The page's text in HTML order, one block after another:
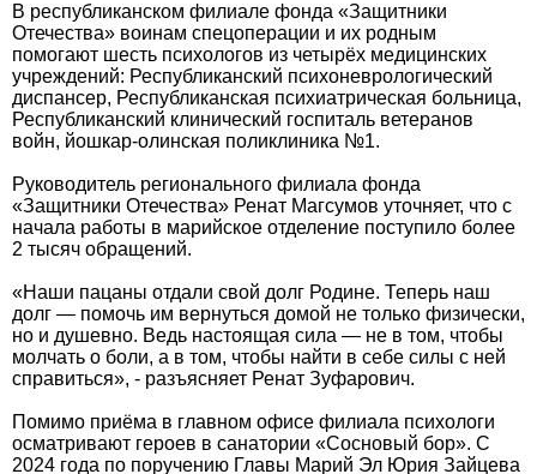
В республиканском филиале фонда «Защитники
Отечества» воинам спецоперации и их родным
помогают шесть психологов из четырёх медицинских
учреждений: Республиканский психоневрологический
диспансер, Республиканская психиатрическая больница,
Республиканский клинический госпиталь ветеранов
войн, йошкар-олинская поликлиника №1.
Руководитель регионального филиала фонда
«Защитники Отечества» Ренат Магсумов уточняет, что с
начала работы в марийское отделение поступило более
2 тысяч обращений.
«Наши пацаны отдали свой долг Родине. Теперь наш
долг — помочь им вернуться домой не только физически,
но и душевно. Ведь настоящая сила — не в том, чтобы
молчать о боли, а в том, чтобы найти в себе силы с ней
справиться», - разъясняет Ренат Зуфарович.
Помимо приёма в главном офисе филиала психологи
осматривают героев в санатории «Сосновый бор». С
2024 года по поручению Главы Марий Эл Юрия Зайцева